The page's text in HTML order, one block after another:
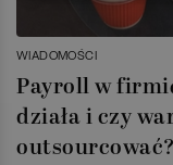
WIADOMOŚCI
Payroll w
działa i czy
outsourcować?